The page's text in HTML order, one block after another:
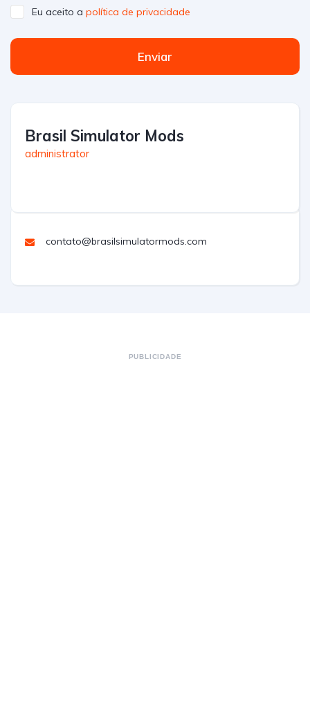
Eu aceito a política de privacidade
Enviar
Brasil Simulator Mods
administrator
contato@brasilsimulatormods.com
PUBLICIDADE